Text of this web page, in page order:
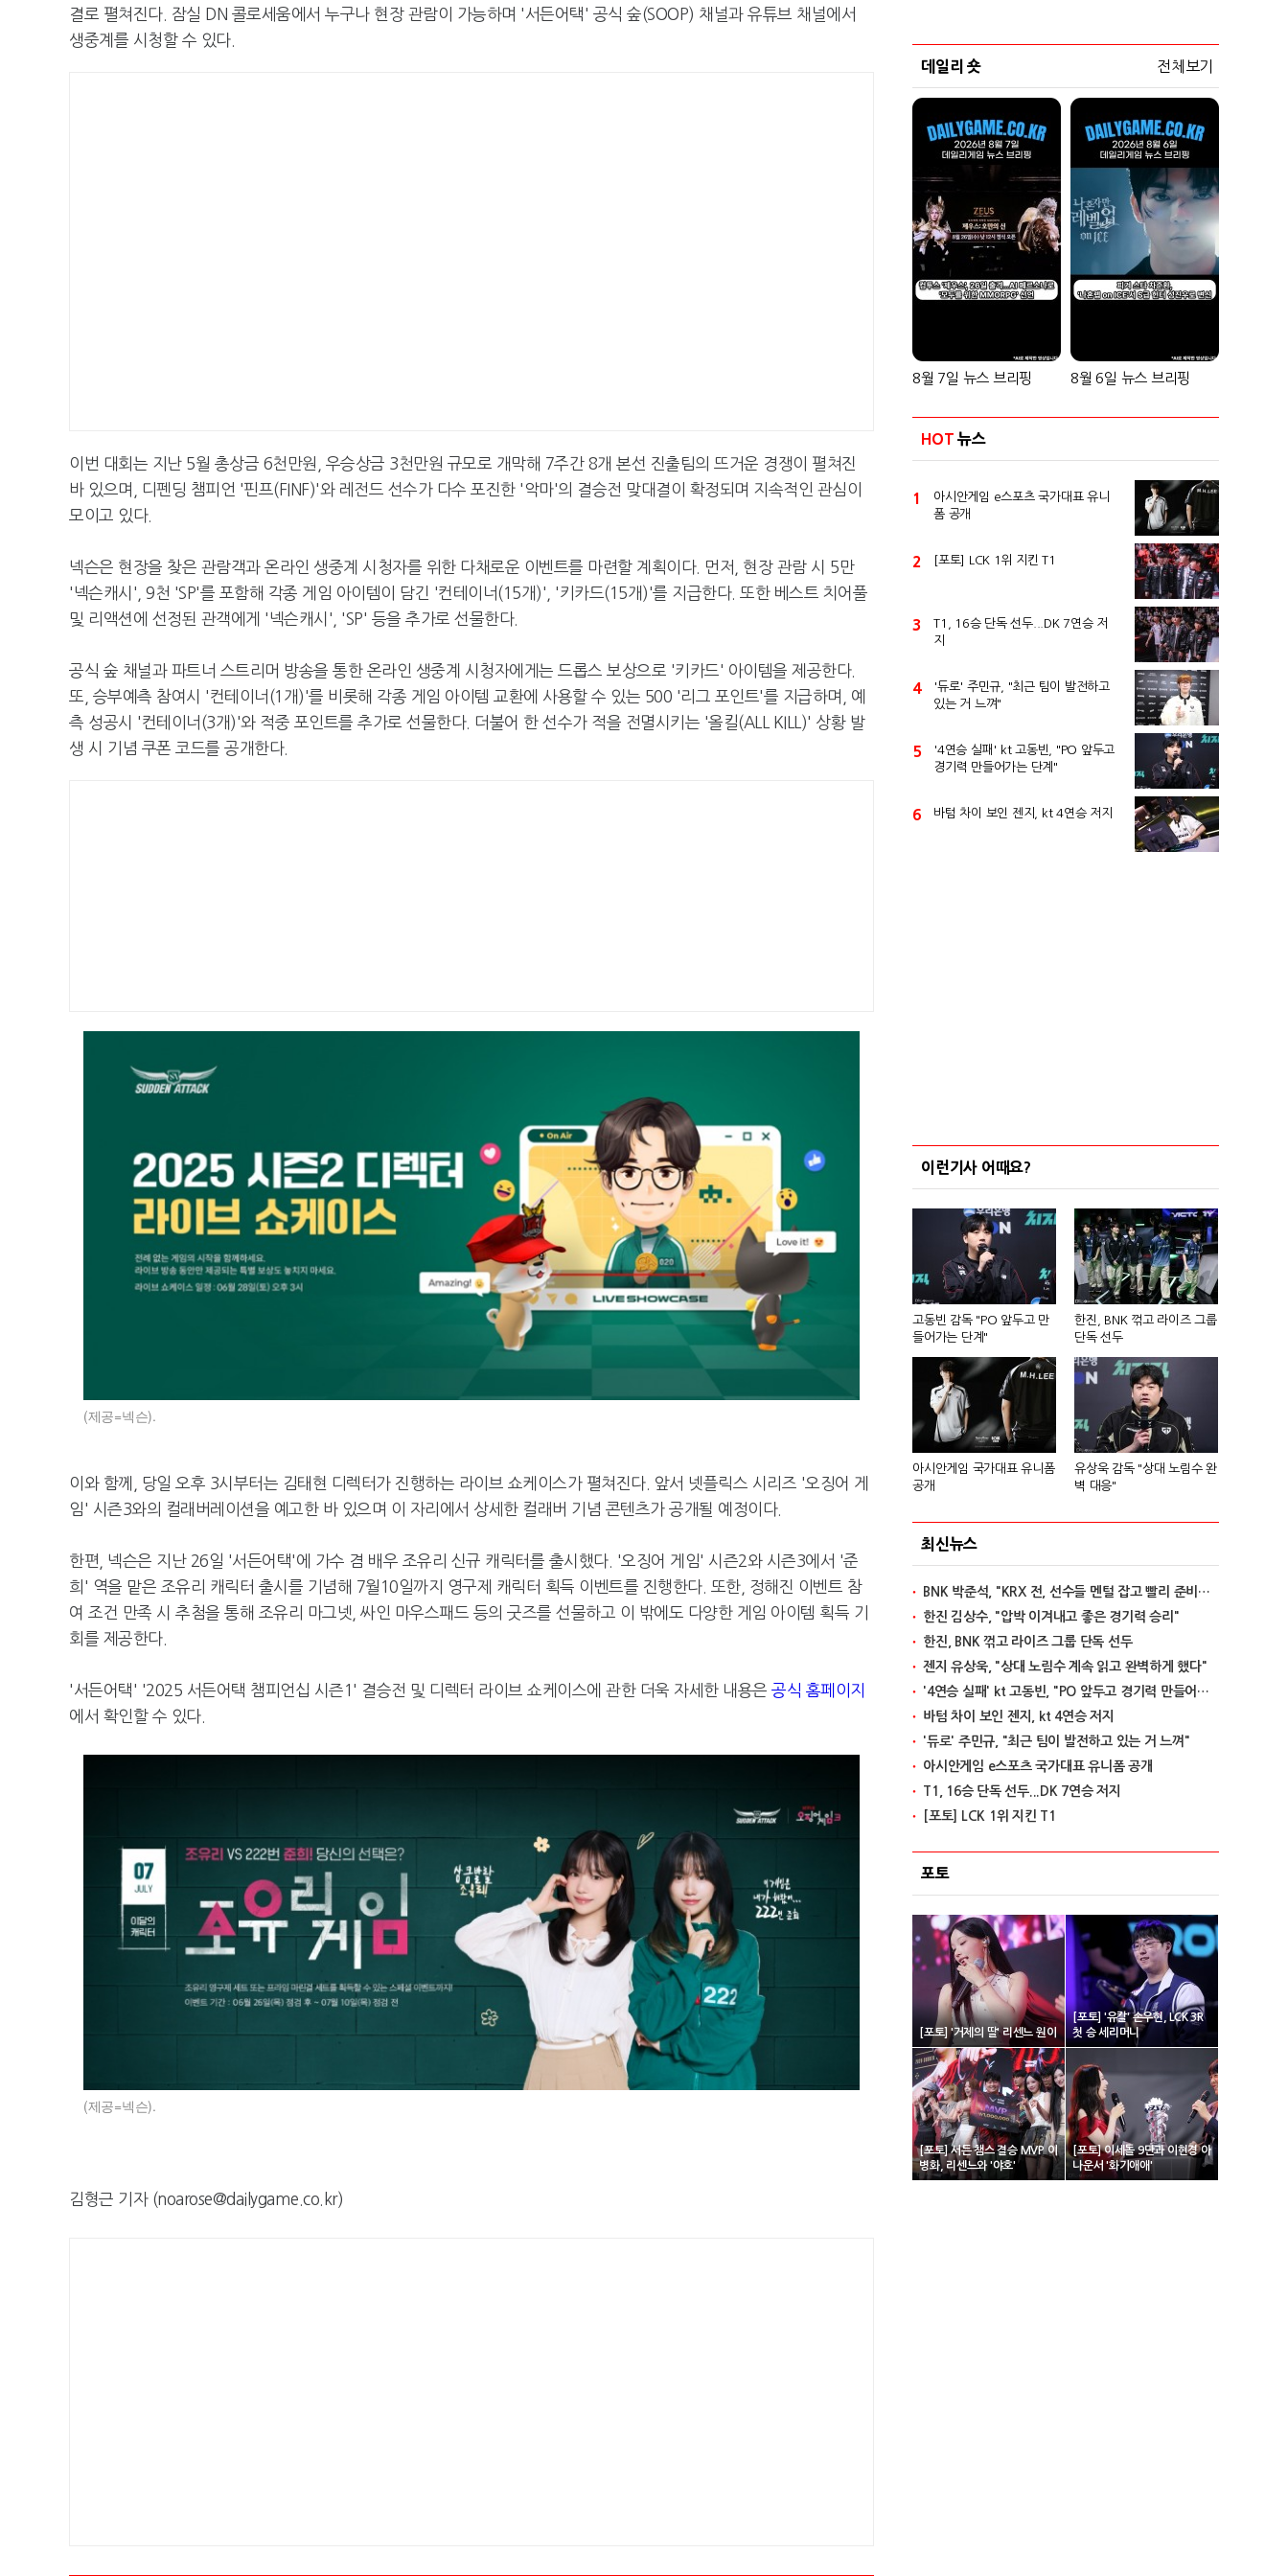
결로 펼쳐진다. 잠실 DN 콜로세움에서 누구나 현장 관람이 가능하며 '서든어택' 공식 숲(SOOP) 채널과 유튜브 채널에서
생중계를 시청할 수 있다.
이번 대회는 지난 5월 총상금 6천만원, 우승상금 3천만원 규모로 개막해 7주간 8개 본선 진출팀의 뜨거운 경쟁이 펼쳐진
바 있으며, 디펜딩 챔피언 '핀프(FINF)'와 레전드 선수가 다수 포진한 '악마'의 결승전 맞대결이 확정되며 지속적인 관심이
모이고 있다.
넥슨은 현장을 찾은 관람객과 온라인 생중계 시청자를 위한 다채로운 이벤트를 마련할 계획이다. 먼저, 현장 관람 시 5만
'넥슨캐시', 9천 'SP'를 포함해 각종 게임 아이템이 담긴 '컨테이너(15개)', '키카드(15개)'를 지급한다. 또한 베스트 치어풀
및 리액션에 선정된 관객에게 '넥슨캐시', 'SP' 등을 추가로 선물한다.
공식 숲 채널과 파트너 스트리머 방송을 통한 온라인 생중계 시청자에게는 드롭스 보상으로 '키카드' 아이템을 제공한다.
또, 승부예측 참여시 '컨테이너(1개)'를 비롯해 각종 게임 아이템 교환에 사용할 수 있는 500 '리그 포인트'를 지급하며, 예
측 성공시 '컨테이너(3개)'와 적중 포인트를 추가로 선물한다. 더불어 한 선수가 적을 전멸시키는 '올킬(ALL KILL)' 상황 발
생 시 기념 쿠폰 코드를 공개한다.
(제공=넥슨).
이와 함께, 당일 오후 3시부터는 김태현 디렉터가 진행하는 라이브 쇼케이스가 펼쳐진다. 앞서 넷플릭스 시리즈 '오징어 게
임' 시즌3와의 컬래버레이션을 예고한 바 있으며 이 자리에서 상세한 컬래버 기념 콘텐츠가 공개될 예정이다.
한편, 넥슨은 지난 26일 '서든어택'에 가수 겸 배우 조유리 신규 캐릭터를 출시했다. '오징어 게임' 시즌2와 시즌3에서 '준
희' 역을 맡은 조유리 캐릭터 출시를 기념해 7월10일까지 영구제 캐릭터 획득 이벤트를 진행한다. 또한, 정해진 이벤트 참
여 조건 만족 시 추첨을 통해 조유리 마그넷, 싸인 마우스패드 등의 굿즈를 선물하고 이 밖에도 다양한 게임 아이템 획득 기
회를 제공한다.
'서든어택' '2025 서든어택 챔피언십 시즌1' 결승전 및 디렉터 라이브 쇼케이스에 관한 더욱 자세한 내용은 공식 홈페이지
에서 확인할 수 있다.
(제공=넥슨).
김형근 기자 (noarose@dailygame.co.kr)
데일리 숏 전체보기
8월 7일 뉴스 브리핑 8월 6일 뉴스 브리핑
HOT 뉴스
1
아시안게임 e스포츠 국가대표 유니
폼 공개
2 [포토] LCK 1위 지킨 T1
3
T1, 16승 단독 선두...DK 7연승 저
지
4
'듀로' 주민규, "최근 팀이 발전하고
있는 거 느껴"
5
'4연승 실패' kt 고동빈, "PO 앞두고
경기력 만들어가는 단계"
6 바텀 차이 보인 젠지, kt 4연승 저지
이런기사 어때요?
고동빈 감독 "PO 앞두고 만
들어가는 단계"
한진, BNK 꺾고 라이즈 그룹
단독 선두
아시안게임 국가대표 유니폼
공개
유상욱 감독 "상대 노림수 완
벽 대응"
최신뉴스
BNK 박준석, "KRX 전, 선수들 멘털 잡고 빨리 준비할 것"
한진 김상수, "압박 이겨내고 좋은 경기력 승리"
한진, BNK 꺾고 라이즈 그룹 단독 선두
젠지 유상욱, "상대 노림수 계속 읽고 완벽하게 했다"
'4연승 실패' kt 고동빈, "PO 앞두고 경기력 만들어가는 단계"
바텀 차이 보인 젠지, kt 4연승 저지
'듀로' 주민규, "최근 팀이 발전하고 있는 거 느껴"
아시안게임 e스포츠 국가대표 유니폼 공개
T1, 16승 단독 선두...DK 7연승 저지
[포토] LCK 1위 지킨 T1
포토
[포토] '거제의 딸' 리센느 원이
[포토] '유칼' 손우현, LCK 3R
첫 승 세리머니
[포토] 서든 챔스 결승 MVP 이
병화, 리센느와 '야호'
[포토] 이세돌 9단과 이현경 아
나운서 '화기애애'